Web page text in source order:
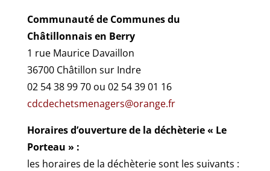
Communauté de Communes du
Châtillonnais en Berry
1 rue Maurice Davaillon
36700 Châtillon sur Indre
02 54 38 99 70 ou 02 54 39 01 16
cdcdechetsmenagers@orange.fr
Horaires d’ouverture de la déchèterie « Le
Porteau » :
les horaires de la déchèterie sont les suivants :